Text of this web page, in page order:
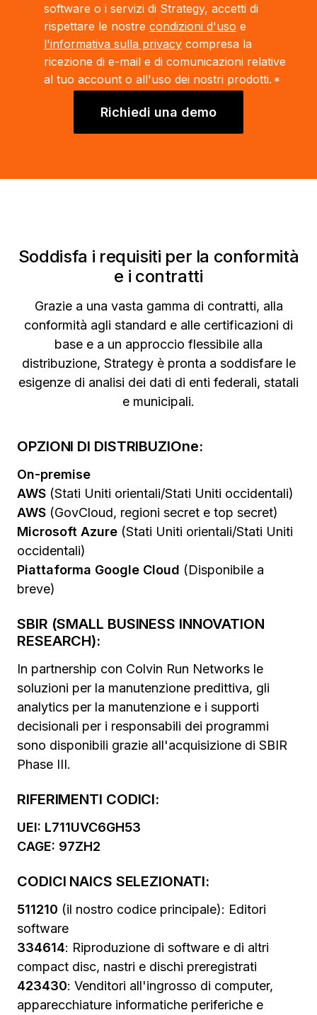
software o i servizi di Strategy, accetti di
rispettare le nostre condizioni d'uso e
l'informativa sulla privacycompresa la
ricezione di e-mail e di comunicazioni relative
al tuo account o all'uso dei nostri prodotti. *
Richiedi una demo
Soddisfa i requisiti per la conformità
e i contratti
Grazie a una vasta gamma di contratti, alla
conformità agli standard e alle certificazioni di
base e a un approccio flessibile alla
distribuzione, Strategy è pronta a soddisfare le
esigenze di analisi dei dati di enti federali, statali
e municipali.
OPZIONI DI DISTRIBUZIOne:
On-premise
AWS (Stati Uniti orientali/Stati Uniti occidentali)
AWS (GovCloud, regioni secret e top secret)
Microsoft Azure (Stati Uniti orientali/Stati Uniti
occidentali)
Piattaforma Google Cloud (Disponibile a
breve)
SBIR (SMALL BUSINESS INNOVATION
RESEARCH):
In partnership con Colvin Run Networks le
soluzioni per la manutenzione predittiva, gli
analytics per la manutenzione e i supporti
decisionali per i responsabili dei programmi
sono disponibili grazie all'acquisizione di SBIR
Phase III.
RIFERIMENTI CODICI:
UEI: L711UVC6GH53
CAGE: 97ZH2
CODICI NAICS SELEZIONATI:
511210 (il nostro codice principale): Editori
software
334614: Riproduzione di software e di altri
compact disc, nastri e dischi preregistrati
423430: Venditori all'ingrosso di computer,
apparecchiature informatiche periferiche e